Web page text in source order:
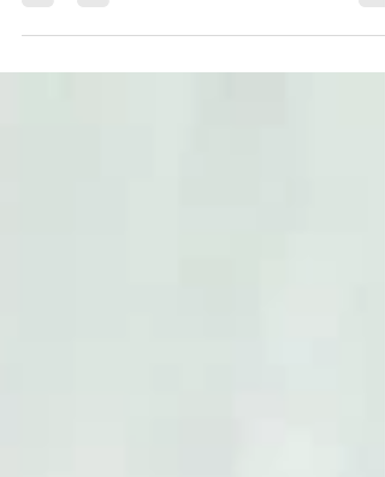
#AlmaTurística, #Vetedepinta, #Saltedeviaje,